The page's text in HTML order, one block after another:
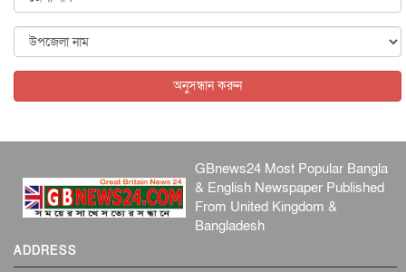
আন্তর্জাতিক ৫ আগস্ট, ২০২৬
অনুসন্ধান করুন
GBnews24 Most Popular Bangla
& English Newspaper Published
From United Kingdom &
Bangladesh
ADDRESS